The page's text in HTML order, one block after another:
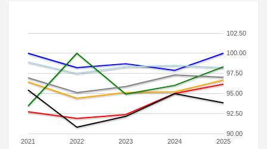
2021 2022 2023 2024 2025
90.00
92.50
95.00
97.50
100.00
102.50